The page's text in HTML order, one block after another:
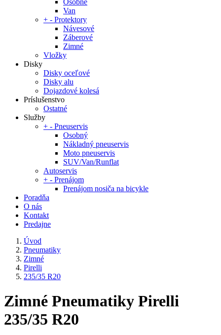
Osobné
Van
+ - Protektory
Návesové
Záberové
Zimné
Vložky
Disky
Disky oceľové
Disky alu
Dojazdové kolesá
Príslušenstvo
Ostatné
Služby
+ - Pneuservis
Osobný
Nákladný pneuservis
Moto pneuservis
SUV/Van/Runflat
Autoservis
+ - Prenájom
Prenájom nosiča na bicykle
Poradňa
O nás
Kontakt
Predajne
Úvod
Pneumatiky
Zimné
Pirelli
235/35 R20
Zimné Pneumatiky Pirelli
235/35 R20